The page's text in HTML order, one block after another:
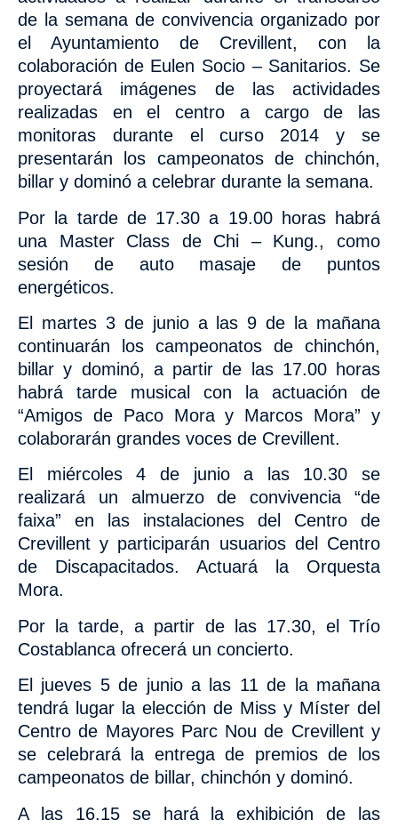
de la semana de convivencia organizado por
el Ayuntamiento de Crevillent, con la
colaboración de Eulen Socio – Sanitarios. Se
proyectará imágenes
de las actividades
realizadas en el centro a cargo de las
monitoras durante el curso 2014 y se
presentarán los campeonatos de chinchón,
billar y dominó a celebrar durante la semana.
Por la tarde de 17.30 a 19.00 horas habrá
una Master Class de Chi – Kung., como
sesión de auto masaje de puntos
energéticos.
El martes 3 de junio a las 9 de la mañana
continuarán
los campeonatos de chinchón,
billar y dominó, a partir de las 17.00 horas
habrá
tarde musical con la actuación de
“Amigos de Paco Mora y Marcos Mora” y
colaborarán grandes voces de Crevillent.
El miércoles 4 de junio a las 10.30 se
realizará un almuerzo de convivencia “de
faixa” en las instalaciones del Centro de
Crevillent y participarán usuarios del Centro
de Discapacitados. Actuará la Orquesta
Mora.
Por la tarde, a partir de las 17.30, el Trío
Costablanca ofrecerá un concierto.
El jueves 5 de junio a las 11 de la mañana
tendrá lugar la elección de Miss y Míster del
Centro de Mayores Parc Nou de Crevillent y
se celebrará la entrega de premios de los
campeonatos de billar, chinchón y dominó.
A las 16.15 se hará laexhibición de las